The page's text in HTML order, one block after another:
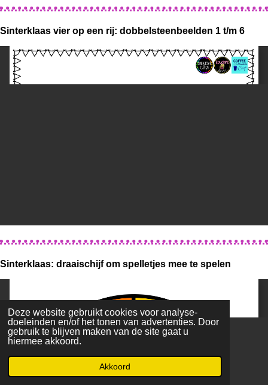
Deze website gebruikt cookies voor analyse-
doeleinden en/of het tonen van advertenties. Door
gebruik te blijven maken van de site gaat u
hiermee akkoord.
Akkoord
Sinterklaas vier op een rij: dobbelsteenbeelden 1 t/m 6
Sinterklaas: draaischijf om spelletjes mee te spelen